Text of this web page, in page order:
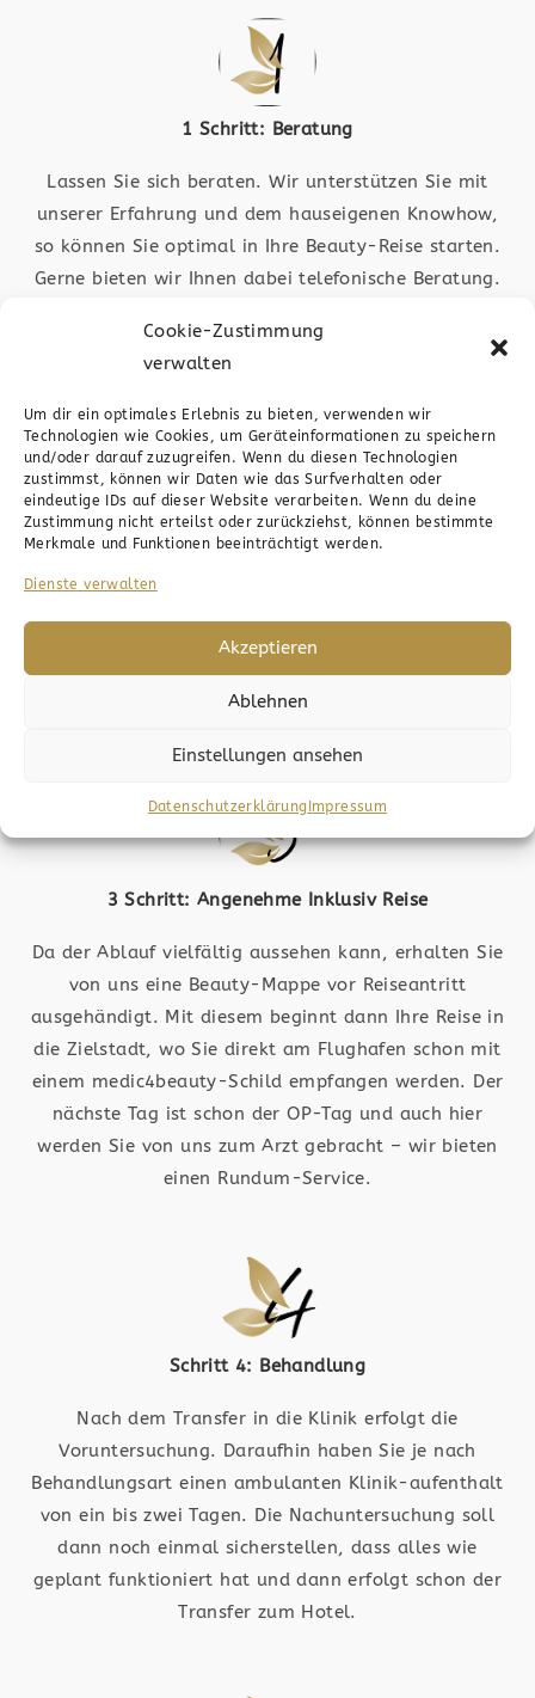
Cookie-Zustimmung
verwalten
Um dir ein optimales Erlebnis zu bieten, verwenden wir
Technologien wie Cookies, um Geräteinformationen zu speichern
und/oder darauf zuzugreifen. Wenn du diesen Technologien
zustimmst, können wir Daten wie das Surfverhalten oder
eindeutige IDs auf dieser Website verarbeiten. Wenn du deine
Zustimmung nicht erteilst oder zurückziehst, können bestimmte
Merkmale und Funktionen beeinträchtigt werden.
Dienste verwalten
Akzeptieren
Ablehnen
Einstellungen ansehen
DatenschutzerklärungImpressum
1 Schritt: Beratung
Lassen Sie sich beraten. Wir unterstützen Sie mit
unserer Erfahrung und dem hauseigenen Knowhow,
so können Sie optimal in Ihre Beauty-Reise starten.
Gerne bieten wir Ihnen dabei telefonische Beratung.
Ort für Sie da. Schauen Sie vorbei
2 Schritt: Anfrage
Sie wollen den nächsten Schritt wagen? Dann folgt
Fachärzte geschickt und ausgewertet, wodurch Sie
dann ein Angebot erhalten. Die OP-Kosten werden
ermittelt und der Ablauf wird Ihnen nähergebracht.
3 Schritt: Angenehme Inklusiv Reise
Da der Ablauf vielfältig aussehen kann, erhalten Sie
von uns eine Beauty-Mappe vor Reiseantritt
ausgehändigt. Mit diesem beginnt dann Ihre Reise in
die Zielstadt, wo Sie direkt am Flughafen schon mit
einem medic4beauty-Schild empfangen werden. Der
nächste Tag ist schon der OP-Tag und auch hier
werden Sie von uns zum Arzt gebracht – wir bieten
einen Rundum-Service.
Schritt 4: Behandlung
Nach dem Transfer in die Klinik erfolgt die
Voruntersuchung. Daraufhin haben Sie je nach
Behandlungsart einen ambulanten Klinik-aufenthalt
von ein bis zwei Tagen. Die Nachuntersuchung soll
dann noch einmal sicherstellen, dass alles wie
geplant funktioniert hat und dann erfolgt schon der
Transfer zum Hotel.